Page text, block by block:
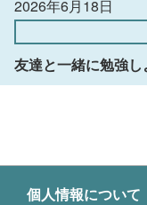
2026年6月18日
友達と一緒に勉強し
個人情報について